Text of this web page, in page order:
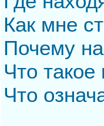
Как мне
Почему
Что
Что